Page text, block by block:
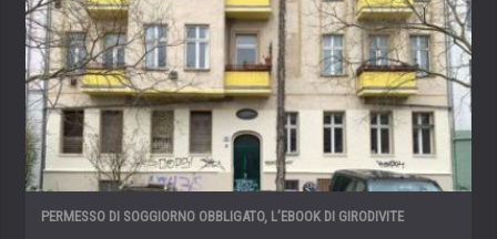
PERMESSO DI SOGGIORNO OBBLIGATO, L’EBOOK DI GIRODIVITE